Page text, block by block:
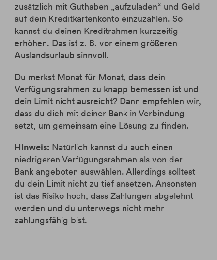
zusätzlich mit Guthaben „aufzuladen“ und Geld
auf dein Kreditkartenkonto einzuzahlen. So
kannst du deinen Kreditrahmen kurzzeitig
erhöhen. Das ist z. B. vor einem größeren
Auslandsurlaub sinnvoll.
Du merkst Monat für Monat, dass dein
Verfügungsrahmen zu knapp bemessen ist und
dein Limit nicht ausreicht? Dann empfehlen wir,
dass du dich mit deiner Bank in Verbindung
setzt, um gemeinsam eine Lösung zu finden.
Hinweis: Natürlich kannst du auch einen
niedrigeren Verfügungsrahmen als von der
Bank angeboten auswählen. Allerdings solltest
du dein Limit nicht zu tief ansetzen. Ansonsten
ist das Risiko hoch, dass Zahlungen abgelehnt
werden und du unterwegs nicht mehr
zahlungsfähig bist.